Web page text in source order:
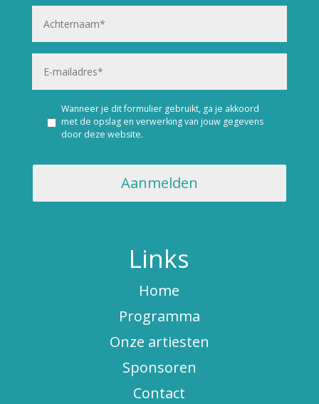
Wanneer je dit formulier gebruikt, ga je akkoord
met de opslag en verwerking van jouw gegevens
door deze website.
Links
Home
Programma
Onze artiesten
Sponsoren
Contact